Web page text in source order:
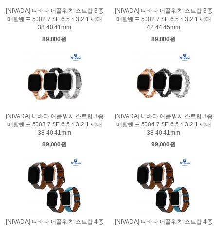
[NIVADA] 니바다 애플워치 스트랩 3종
메탈밴드 5002 7 SE 6 5 4 3 2 1 세대
38 40 41mm
89,000원
[NIVADA] 니바다 애플워치 스트랩 3종
메탈밴드 5002 7 SE 6 5 4 3 2 1 세대
42 44 45mm
89,000원
[NIVADA] 니바다 애플워치 스트랩 3종
메탈밴드 5003 7 SE 6 5 4 3 2 1 세대
38 40 41mm
89,000원
[NIVADA] 니바다 애플워치 스트랩 3종
메탈밴드 5004 7 SE 6 5 4 3 2 1 세대
38 40 41mm
99,000원
[NIVADA] 니바다 애플워치 스트랩 4종
[NIVADA] 니바다 애플워치 스트랩 4종